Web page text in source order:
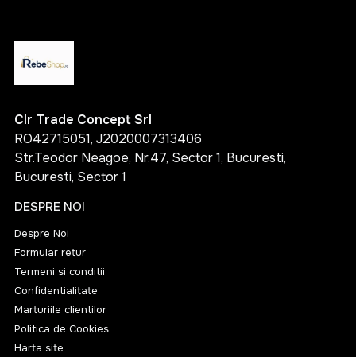
Clr Trade Concept Srl
RO42715051, J2020007313406
Str.Teodor Neagoe, Nr.47, Sector 1, Bucuresti,
Bucuresti, Sector 1
DESPRE NOI
Despre Noi
Formular retur
Termeni si conditii
Confidentialitate
Marturiile clientilor
Politica de Cookies
Harta site